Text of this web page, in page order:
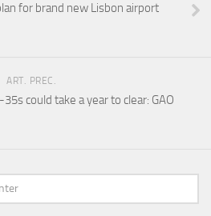
for brand new Lisbon airport
ART. PREC.
could take a year to clear: GAO